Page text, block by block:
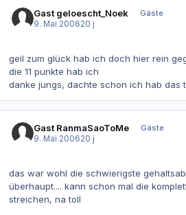
Gast geloescht_Noek
Gäste
9. Mai 200620 j
geil zum glück hab ich doch hier rein
die 11 punkte hab ich
danke jungs, dachte schon ich hab das
Gast RanmaSaoToMe
Gäste
9. Mai 200620 j
das war wohl die schwierigste
überhaupt.... kann schon mal die
streichen, na toll